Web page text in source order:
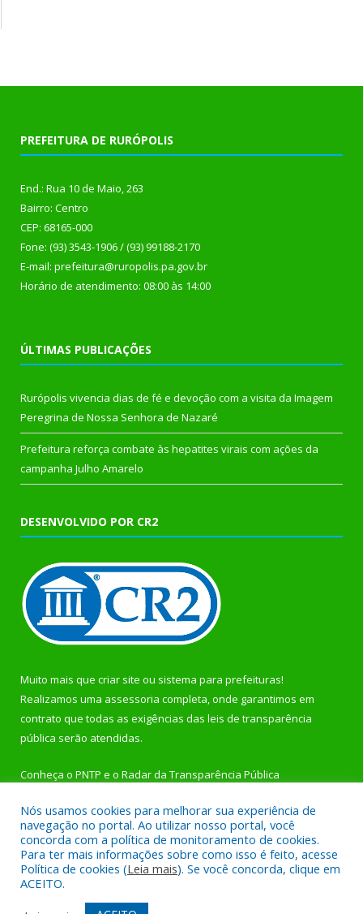
PREFEITURA DE RURÓPOLIS
End.: Rua 10 de Maio, 263
Bairro: Centro
CEP: 68165-000
Fone: (93) 3543-1906 / (93) 99188-2170
E-mail: prefeitura@ruropolis.pa.gov.br
Horário de atendimento: 08:00 às 14:00
ÚLTIMAS PUBLICAÇÕES
Rurópolis vivencia dias de fé e devoção com a visita da Imagem
Peregrina de Nossa Senhora de Nazaré
Prefeitura reforça combate às hepatites virais com ações da
campanha Julho Amarelo
DESENVOLVIDO POR CR2
Muito mais que criar site ou sistema para prefeituras!
Realizamos uma assessoria completa, onde garantimos em
contrato que todas as exigências das leis de transparência
pública serão atendidas.
Conheça o PNTP e o Radar da Transparência Pública
Todos os direitos reservados a Prefeitura Municipal de
Rurópolis.
Nós usamos cookies para melhorar sua experiência de
navegação no portal. Ao utilizar nosso portal, você
concorda com a política de monitoramento de cookies.
Para ter mais informações sobre como isso é feito, acesse
Política de cookies (Leia mais). Se você concorda, clique em
ACEITO.